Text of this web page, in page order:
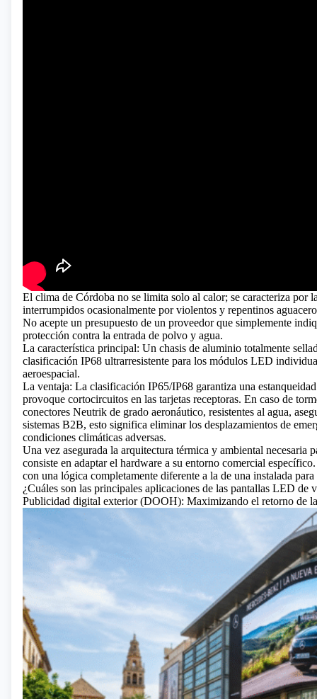
El clima de Córdoba no se limita solo al calor; se caracteriza por
interrumpidos ocasionalmente por violentos y repentinos
No acepte un presupuesto de un proveedor que simplemente
protección contra la entrada de polvo y agua.
La característica principal: Un chasis de aluminio totalmente
clasificación IP68 ultrarresistente para los módulos LED
aeroespacial.
La ventaja: La clasificación IP65/IP68 garantiza una
provoque cortocircuitos en las tarjetas receptoras. En caso de
conectores Neutrik de grado aeronáutico, resistentes al agua,
sistemas B2B, esto significa eliminar los desplazamientos de
condiciones climáticas adversas.
Una vez asegurada la arquitectura térmica y ambiental necesaria
consiste en adaptar el hardware a su entorno comercial
con una lógica completamente diferente a la de una instalada
¿Cuáles son las principales aplicaciones de las pantallas LED de
Publicidad digital exterior (DOOH): Maximizando el retorno de